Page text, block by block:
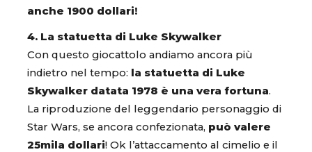
anche 1900 dollari!
4. La statuetta di Luke Skywalker
Con questo giocattolo andiamo ancora più
indietro nel tempo: la statuetta di Luke
Skywalker datata 1978 è una vera fortuna.
La riproduzione del leggendario personaggio di
Star Wars, se ancora confezionata, può valere
25mila dollari! Ok l’attaccamento al cimelio e il